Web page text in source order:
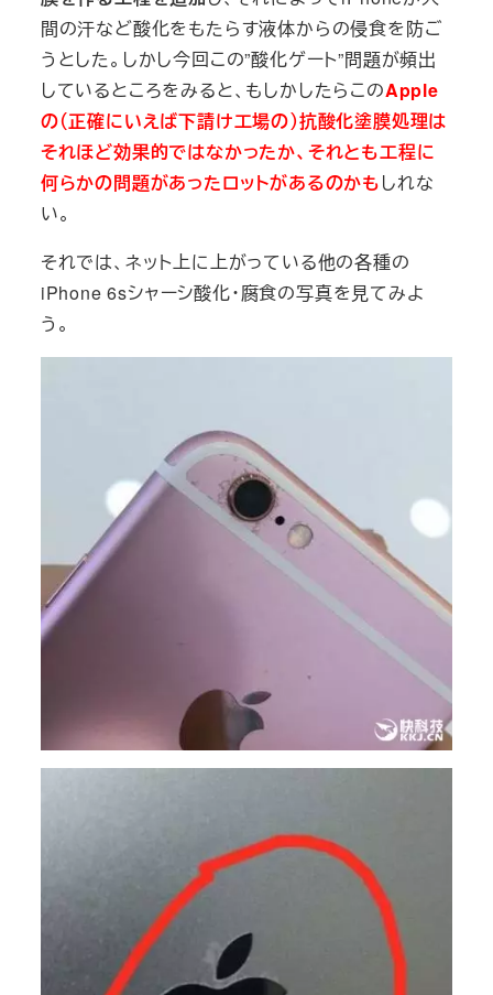
間の汗など酸化をもたらす液体からの侵食を防ご
うとした。しかし今回この”酸化ゲート”問題が頻出
しているところをみると、もしかしたらこのApple
の（正確にいえば下請け工場の）抗酸化塗膜処理は
それほど効果的ではなかったか、それとも工程に
何らかの問題があったロットがあるのかもしれな
い。
それでは、ネット上に上がっている他の各種の
iPhone 6sシャーシ酸化・腐食の写真を見てみよ
う。